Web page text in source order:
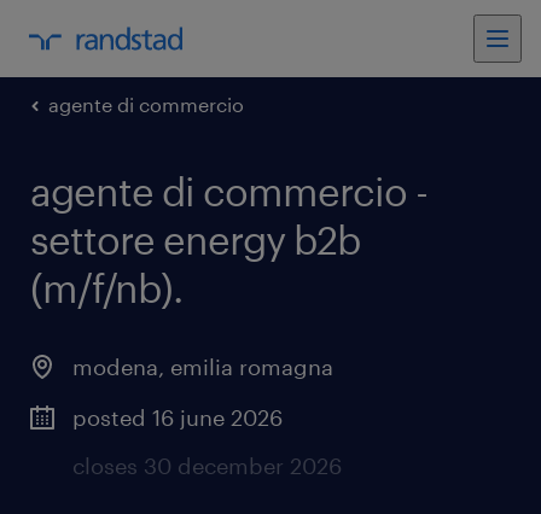
agente di commercio
agente di commercio -
settore energy b2b
(m/f/nb).
modena, emilia romagna
posted 16 june 2026
closes 30 december 2026